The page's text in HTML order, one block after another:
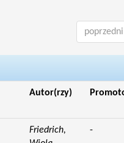
poprzedni
Autor(rzy)
Friedrich,
-